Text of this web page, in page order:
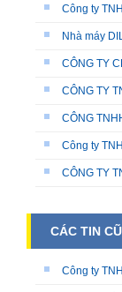
Công ty
Nhà máy
CÔNG TY
CÔNG TY
CÔNG
Công ty
CÔNG TY
CÁC TIN
Công ty